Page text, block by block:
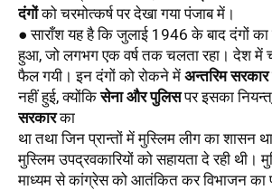
दंगों को चरमोत्कर्ष पर देखा गया पंजाब में।
● साराँश यह है कि जुलाई 1946 के बाद दंगों का
हुआ, जो लगभग एक वर्ष तक चलता रहा। देश में
फैल गयी। इन दंगों को रोकने में अन्तरिम सरकार
नहीं हुई, क्योंकि सेना और पुलिस पर इसका
सरकार का
था तथा जिन प्रान्तों में मुस्लिम लीग का शासन
मुस्लिम उपद्रवकारियों को सहायता दे रही थी।
माध्यम से कांग्रेस को आतंकित कर विभाजन का